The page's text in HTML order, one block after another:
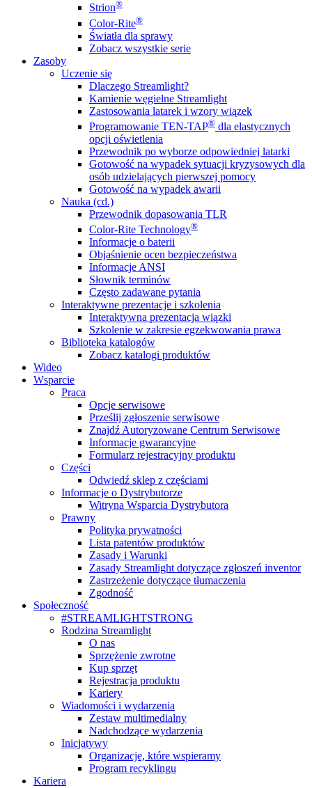
Strion®
Color-Rite®
Światła dla sprawy
Zobacz wszystkie serie
Zasoby
Uczenie się
Dlaczego Streamlight?
Kamienie węgielne Streamlight
Zastosowania latarek i wzory wiązek
Programowanie TEN-TAP® dla elastycznych
opcji oświetlenia
Przewodnik po wyborze odpowiedniej latarki
Gotowość na wypadek sytuacji kryzysowych dla
osób udzielających pierwszej pomocy
Gotowość na wypadek awarii
Nauka (cd.)
Przewodnik dopasowania TLR
Color-Rite Technology®
Informacje o baterii
Objaśnienie ocen bezpieczeństwa
Informacje ANSI
Słownik terminów
Często zadawane pytania
Interaktywne prezentacje i szkolenia
Interaktywna prezentacja wiązki
Szkolenie w zakresie egzekwowania prawa
Biblioteka katalogów
Zobacz katalogi produktów
Wideo
Wsparcie
Praca
Opcje serwisowe
Prześlij zgłoszenie serwisowe
Znajdź Autoryzowane Centrum Serwisowe
Informacje gwarancyjne
Formularz rejestracyjny produktu
Części
Odwiedź sklep z częściami
Informacje o Dystrybutorze
Witryna Wsparcia Dystrybutora
Prawny
Polityka prywatności
Lista patentów produktów
Zasady i Warunki
Zasady Streamlight dotyczące zgłoszeń inventor
Zastrzeżenie dotyczące tłumaczenia
Zgodność
Społeczność
#STREAMLIGHTSTRONG
Rodzina Streamlight
O nas
Sprzężenie zwrotne
Kup sprzęt
Rejestracja produktu
Kariery
Wiadomości i wydarzenia
Zestaw multimedialny
Nadchodzące wydarzenia
Inicjatywy
Organizacje, które wspieramy
Program recyklingu
Kariera